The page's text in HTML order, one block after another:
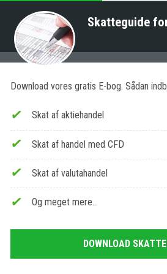
Skatteguide
Download vores gratis E-bog. Sådan
Skat af aktiehandel
Skat af handel med CFD
Skat af valutahandel
Og meget mere…
DOWNLOAD